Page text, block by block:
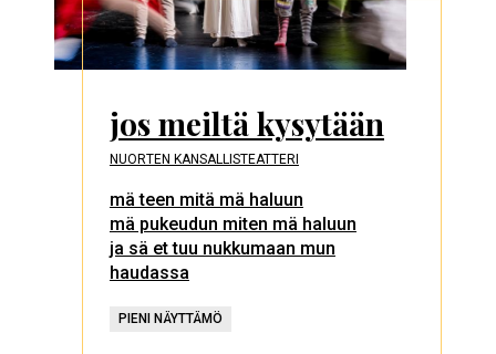
jos meiltä kysytään
NUORTEN KANSALLISTEATTERI
mä teen mitä mä haluun
mä pukeudun miten mä haluun
ja sä et tuu nukkumaan mun
haudassa
PIENI NÄYTTÄMÖ